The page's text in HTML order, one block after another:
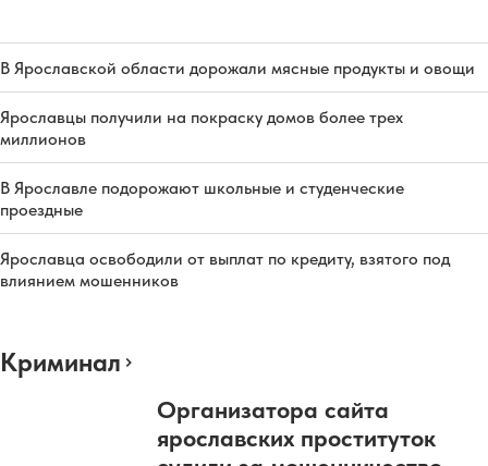
В Ярославской области дорожали мясные продукты и овощи
Ярославцы получили на покраску домов более трех
миллионов
В Ярославле подорожают школьные и студенческие
проездные
Ярославца освободили от выплат по кредиту, взятого под
влиянием мошенников
Криминал
Организатора сайта
ярославских проституток